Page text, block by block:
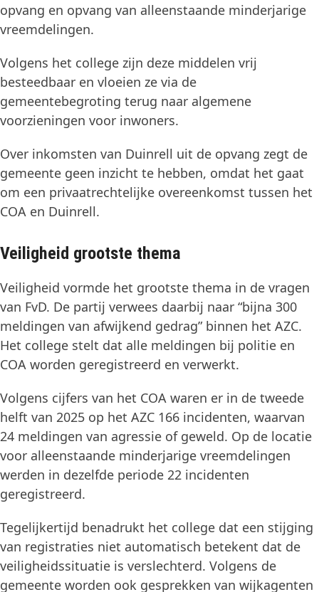
opvang en opvang van alleenstaande minderjarige
vreemdelingen.
Volgens het college zijn deze middelen vrij
besteedbaar en vloeien ze via de
gemeentebegroting terug naar algemene
voorzieningen voor inwoners.
Over inkomsten van Duinrell uit de opvang zegt de
gemeente geen inzicht te hebben, omdat het gaat
om een privaatrechtelijke overeenkomst tussen het
COA en Duinrell.
Veiligheid grootste thema
Veiligheid vormde het grootste thema in de vragen
van FvD. De partij verwees daarbij naar “bijna 300
meldingen van afwijkend gedrag” binnen het AZC.
Het college stelt dat alle meldingen bij politie en
COA worden geregistreerd en verwerkt.
Volgens cijfers van het COA waren er in de tweede
helft van 2025 op het AZC 166 incidenten, waarvan
24 meldingen van agressie of geweld. Op de locatie
voor alleenstaande minderjarige vreemdelingen
werden in dezelfde periode 22 incidenten
geregistreerd.
Tegelijkertijd benadrukt het college dat een stijging
van registraties niet automatisch betekent dat de
veiligheidssituatie is verslechterd. Volgens de
gemeente worden ook gesprekken van wijkagenten